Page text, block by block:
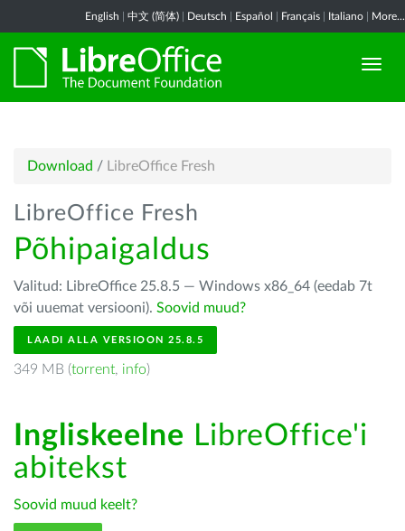
English 中文 (简体) Deutsch Español Français Italiano More...
Download / LibreOffice Fresh
LibreOffice Fresh
Põhipaigaldus
Valitud: LibreOffice 25.8.5 — Windows x86_64 (eedab 7t
või uuemat versiooni). Soovid muud?
LAADI ALLA VERSIOON 25.8.5
349 MB (torrent, info)
Ingliskeelne LibreOffice'i
abitekst
Soovid muud keelt?